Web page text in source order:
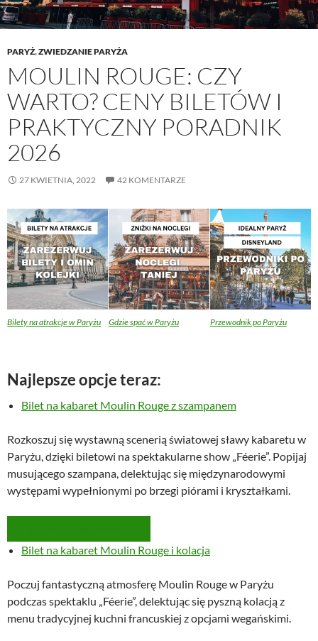
PARYŻ,ZWIEDZANIE PARYŻA
MOULIN ROUGE: CZY
WARTO? CENY BILETÓW I
PRAKTYCZNY PORADNIK
2026
27 KWIETNIA, 2022 42 KOMENTARZE
Bilety na atrakcje w Paryżu Gdzie spać w Paryżu Przewodnik po Paryżu
Najlepsze opcje teraz:
Bilet na kabaret Moulin Rouge z szampanem
Rozkoszuj się wystawną scenerią światowej sławy kabaretu w
Paryżu, dzięki biletowi na spektakularne show „Féerie”. Popijaj
musującego szampana, delektując się międzynarodowymi
występami wypełnionymi po brzegi piórami i kryształkami.
Bilet na kabaret Moulin Rouge i kolacja
Poczuj fantastyczną atmosferę Moulin Rouge w Paryżu
podczas spektaklu „Féerie”, delektując się pyszną kolacją z
menu tradycyjnej kuchni francuskiej z opcjami wegańskimi.